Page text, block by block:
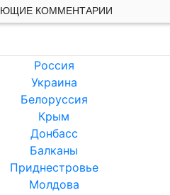
КОММЕНТАРИИ
Россия
Украина
Белоруссия
Крым
Донбасс
Балканы
Приднестровье
Молдова